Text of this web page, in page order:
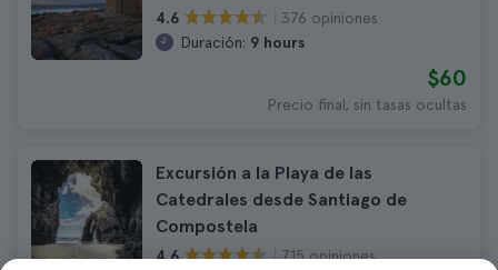
4.6
376 opiniones
Duración: 9 hours
$60
Precio final, sin tasas ocultas
Excursión a la Playa de las
Catedrales desde Santiago de
Compostela
4.6
715 opiniones